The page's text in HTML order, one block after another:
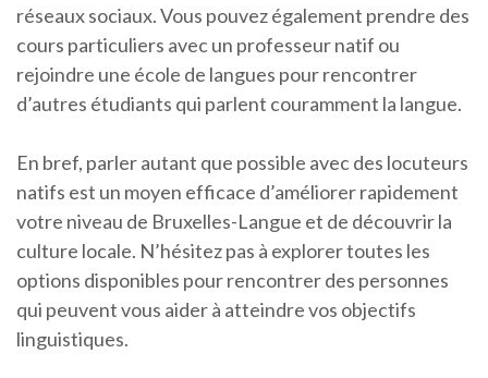
réseaux sociaux. Vous pouvez également prendre des
cours particuliers avec un professeur natif ou
rejoindre une école de langues pour rencontrer
d’autres étudiants qui parlent couramment la langue.
En bref, parler autant que possible avec des locuteurs
natifs est un moyen efficace d’améliorer rapidement
votre niveau de Bruxelles-Langue et de découvrir la
culture locale. N’hésitez pas à explorer toutes les
options disponibles pour rencontrer des personnes
qui peuvent vous aider à atteindre vos objectifs
linguistiques.